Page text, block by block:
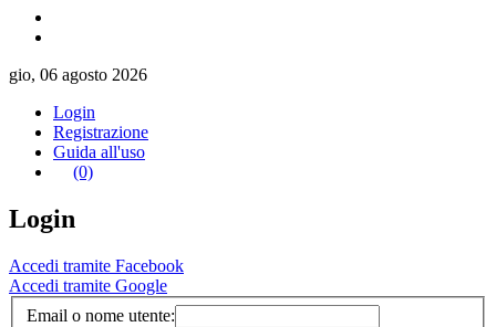
gio, 06 agosto 2026
Login
Registrazione
Guida all'uso
(0)
Login
Accedi tramite Facebook
Accedi tramite Google
Email o nome utente: